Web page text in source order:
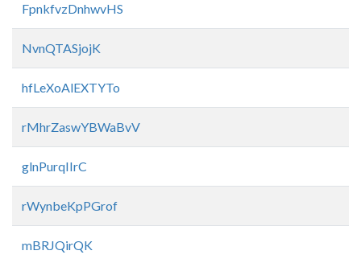
FpnkfvzDnhwvHS
NvnQTASjojK
hfLeXoAlEXTYTo
rMhrZaswYBWaBvV
glnPurqIIrC
rWynbeKpPGrof
mBRJQirQK